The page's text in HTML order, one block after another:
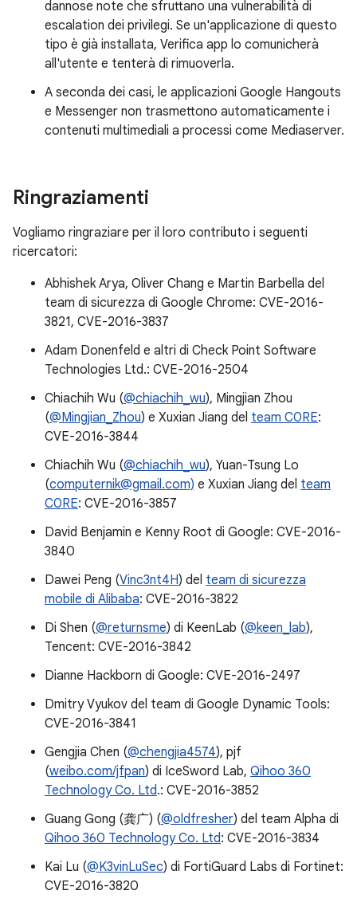
dannose note che sfruttano una vulnerabilità di
escalation dei privilegi. Se un'applicazione di questo
tipo è già installata, Verifica app lo comunicherà
all'utente e tenterà di rimuoverla.
A seconda dei casi, le applicazioni Google Hangouts
e Messenger non trasmettono automaticamente i
contenuti multimediali a processi come Mediaserver.
Ringraziamenti
Vogliamo ringraziare per il loro contributo i seguenti
ricercatori:
Abhishek Arya, Oliver Chang e Martin Barbella del
team di sicurezza di Google Chrome: CVE-2016-
3821, CVE-2016-3837
Adam Donenfeld e altri di Check Point Software
Technologies Ltd.: CVE-2016-2504
Chiachih Wu (@chiachih_wu), Mingjian Zhou
(@Mingjian_Zhou) e Xuxian Jiang del team C0RE:
CVE-2016-3844
Chiachih Wu (@chiachih_wu), Yuan-Tsung Lo
(computernik@gmail.com) e Xuxian Jiang del team
C0RE: CVE-2016-3857
David Benjamin e Kenny Root di Google: CVE-2016-
3840
Dawei Peng (Vinc3nt4H) del team di sicurezza
mobile di Alibaba: CVE-2016-3822
Di Shen (@returnsme) di KeenLab (@keen_lab),
Tencent: CVE-2016-3842
Dianne Hackborn di Google: CVE-2016-2497
Dmitry Vyukov del team di Google Dynamic Tools:
CVE-2016-3841
Gengjia Chen (@chengjia4574), pjf
(weibo.com/jfpan) di IceSword Lab, Qihoo 360
Technology Co. Ltd.: CVE-2016-3852
Guang Gong (龚广) (@oldfresher) del team Alpha di
Qihoo 360 Technology Co. Ltd: CVE-2016-3834
Kai Lu (@K3vinLuSec) di FortiGuard Labs di Fortinet:
CVE-2016-3820